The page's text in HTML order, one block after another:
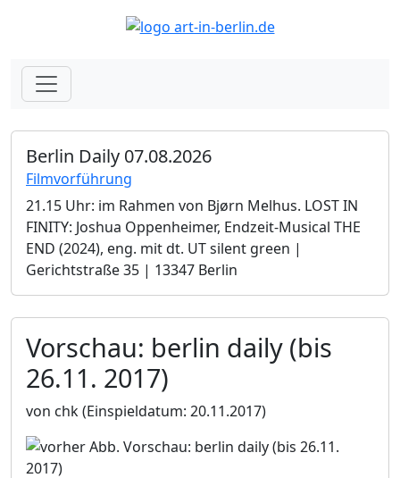
Berlin Daily 07.08.2026
Filmvorführung
21.15 Uhr: im Rahmen von Bjørn Melhus. LOST IN
FINITY: Joshua Oppenheimer, Endzeit-Musical THE
END (2024), eng. mit dt. UT silent green |
Gerichtstraße 35 | 13347 Berlin
Vorschau: berlin daily (bis
26.11. 2017)
von chk(Einspieldatum: 20.11.2017)